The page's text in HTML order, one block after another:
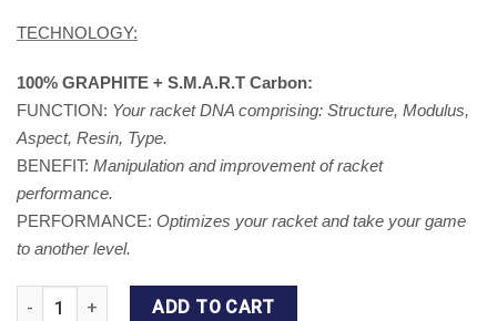
TECHNOLOGY:
100% GRAPHITE + S.M.A.R.T Carbon:
FUNCTION: Your racket DNA comprising: Structure, Modulus,
Aspect, Resin, Type.
BENEFIT: Manipulation and improvement of racket
performance.
PERFORMANCE: Optimizes your racket and take your game
to another level.
SPIELER E AKTIV.1 BLACK (BUY 1 GET 1 FREE) quantity
ADD TO CART